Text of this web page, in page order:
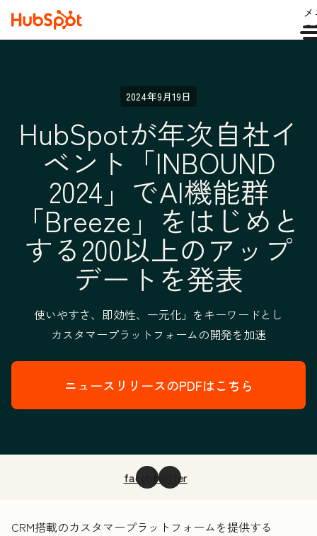
2024年9月19日
HubSpotが年次自社イ
ベント「INBOUND
2024」でAI機能群
「Breeze」をはじめと
する200以上のアップ
デートを発表
使いやすさ、即効性、一元化」をキーワードとし
カスタマープラットフォームの開発を加速
ニュースリリースのPDFはこちら
facebooktwitter
CRM搭載のカスタマープラットフォームを提供する